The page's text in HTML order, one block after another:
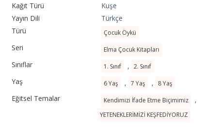
Kağıt Türü
Kuşe
Yayın Dili
Türkçe
Türü
Çocuk Öykü
Seri Elma Çocuk Kitapları
Sınıflar 1. Sınıf , 2. Sınıf
Yaş 6 Yaş , 7 Yaş , 8 Yaş
Eğitsel Temalar Kendimizi İfade Etme Biçimimiz ,
YETENEKLERİMİZİ KEŞFEDİYORUZ